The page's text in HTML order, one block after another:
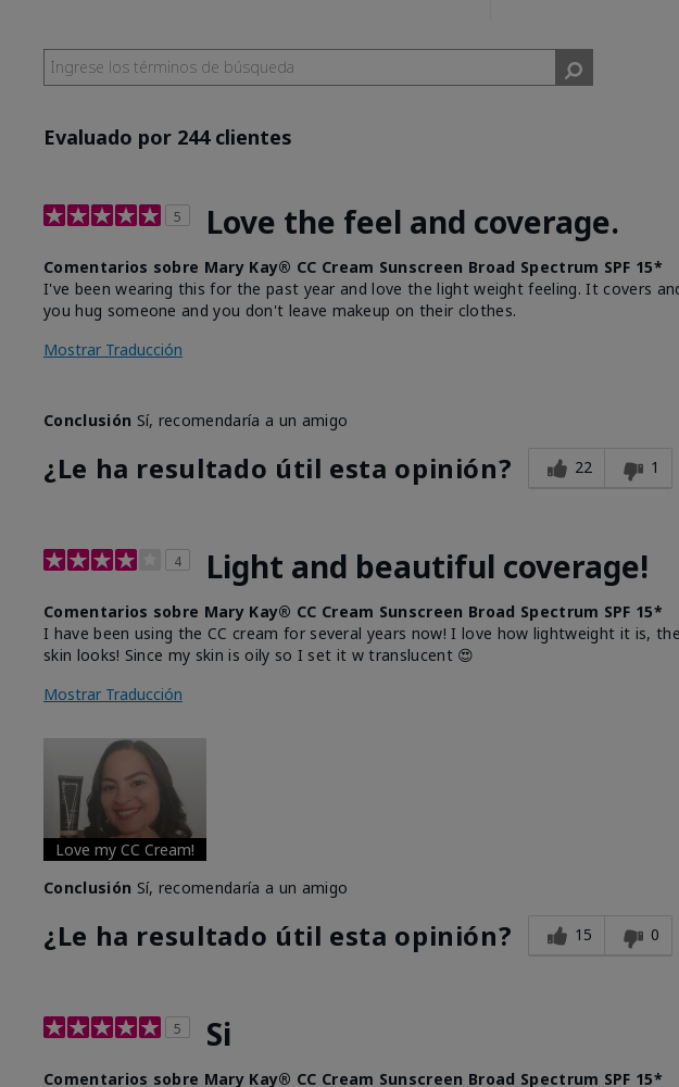
Evaluado por 244 clientes
5 Love the feel and coverage.
Comentarios sobre Mary Kay® CC Cream Sunscreen Broad Spectrum SPF 15*
I've been wearing this for the past year and love the light weight feeling. It covers
you hug someone and you don't leave makeup on their clothes.
Mostrar Traducción
Conclusión Sí, recomendaría a un amigo
¿Le ha resultado útil esta opinión? 22 1
4 Light and beautiful coverage!
Comentarios sobre Mary Kay® CC Cream Sunscreen Broad Spectrum SPF 15*
I have been using the CC cream for several years now! I love how lightweight it is,
skin looks! Since my skin is oily so I set it w translucent 😍
Mostrar Traducción
Love my CC Cream!
Conclusión Sí, recomendaría a un amigo
¿Le ha resultado útil esta opinión? 15 0
5 Si
Comentarios sobre Mary Kay® CC Cream Sunscreen Broad Spectrum SPF 15*